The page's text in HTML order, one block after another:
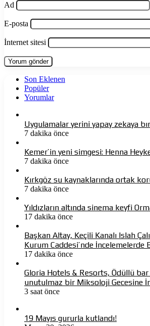
Ad
E-posta
İnternet sitesi
Son Eklenen
Popüler
Yorumlar
Uygulamalar yerini yapay zekaya
7 dakika önce
Kemer’in yeni simgesi: Henna
7 dakika önce
Kırkgöz su kaynaklarında ortak
7 dakika önce
Yıldızların altında sinema keyfi
17 dakika önce
Başkan Altay, Keçili Kanalı Islah
Kurum Caddesi’nde İncelemelerde
17 dakika önce
Gloria Hotels & Resorts, Ödüllü
unutulmaz bir Miksoloji Gecesine
3 saat önce
19 Mayıs gururla kutlandı!